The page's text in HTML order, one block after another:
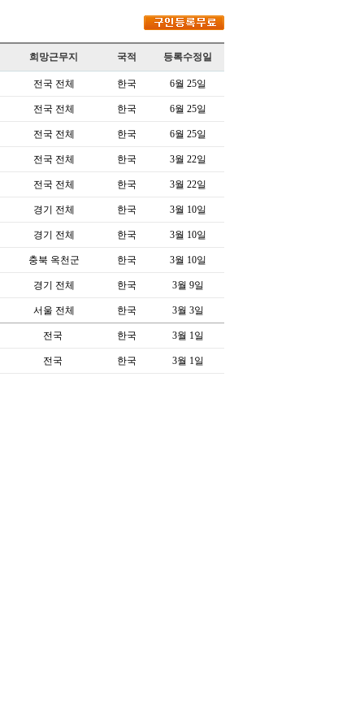
희망근무지 국적 등록수정일
전국 전체 한국 6월 25일
전국 전체 한국 6월 25일
전국 전체 한국 6월 25일
전국 전체 한국 3월 22일
전국 전체 한국 3월 22일
경기 전체 한국 3월 10일
경기 전체 한국 3월 10일
충북 옥천군 한국 3월 10일
경기 전체 한국 3월 9일
서울 전체 한국 3월 3일
전국 한국 3월 1일
전국 한국 3월 1일